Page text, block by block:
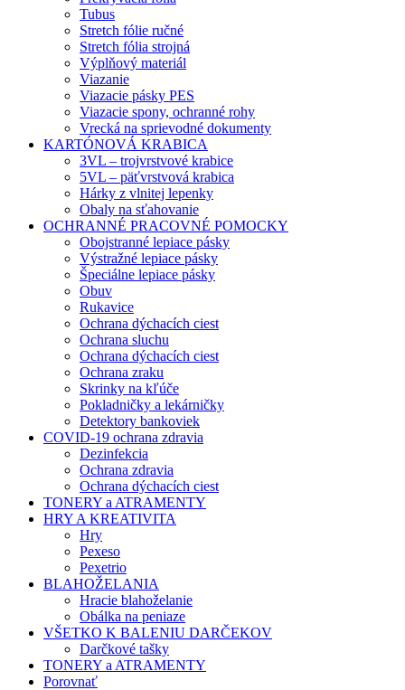
Tubus
Stretch fólie ručné
Stretch fólia strojná
Výplňový materiál
Viazanie
Viazacie pásky PES
Viazacie spony, ochranné rohy
Vrecká na sprievodné dokumenty
KARTÓNOVÁ KRABICA
3VL – trojvrstvové krabice
5VL – päťvrstvová krabica
Hárky z vlnitej lepenky
Obaly na sťahovanie
OCHRANNÉ PRACOVNÉ POMOCKY
Obojstranné lepiace pásky
Výstražné lepiace pásky
Špeciálne lepiace pásky
Obuv
Rukavice
Ochrana dýchacích ciest
Ochrana sluchu
Ochrana dýchacích ciest
Ochrana zraku
Skrinky na kľúče
Pokladničky a lekárničky
Detektory bankoviek
COVID-19 ochrana zdravia
Dezinfekcia
Ochrana zdravia
Ochrana dýchacích ciest
TONERY a ATRAMENTY
HRY A KREATIVITA
Hry
Pexeso
Pexetrio
BLAHOŽELANIA
Hracie blahoželanie
Obálka na peniaze
VŠETKO K BALENIU DARČEKOV
Darčkové tašky
TONERY a ATRAMENTY
Porovnať